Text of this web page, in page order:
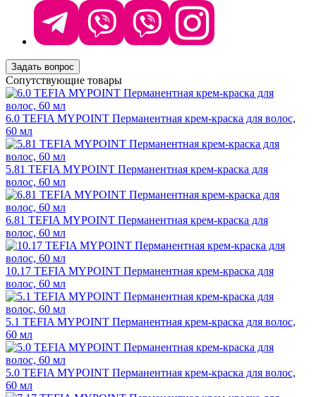
Задать вопрос
Сопутствующие товары
6.0 TEFIA MYPOINT Перманентная крем-краска для волос,
60 мл
5.81 TEFIA MYPOINT Перманентная крем-краска для
волос, 60 мл
6.81 TEFIA MYPOINT Перманентная крем-краска для
волос, 60 мл
10.17 TEFIA MYPOINT Перманентная крем-краска для
волос, 60 мл
5.1 TEFIA MYPOINT Перманентная крем-краска для волос,
60 мл
5.0 TEFIA MYPOINT Перманентная крем-краска для волос,
60 мл